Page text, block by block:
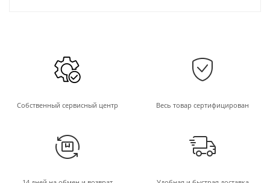
Собственный сервисный центр Весь товар сертифицирован